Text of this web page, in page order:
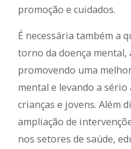
promoção e cuidados.
É necessária também a
torno da doença
promovendo uma
mental e levando a sério
crianças e jovens. Além
ampliação de
nos setores de saúde,